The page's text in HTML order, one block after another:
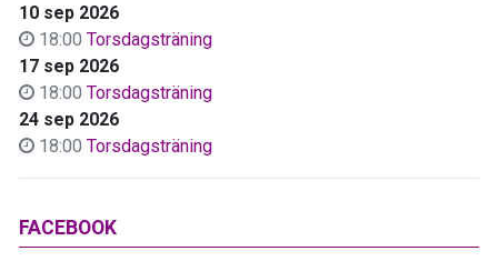
10 sep 2026
18:00 Torsdagsträning
17 sep 2026
18:00 Torsdagsträning
24 sep 2026
18:00 Torsdagsträning
FACEBOOK